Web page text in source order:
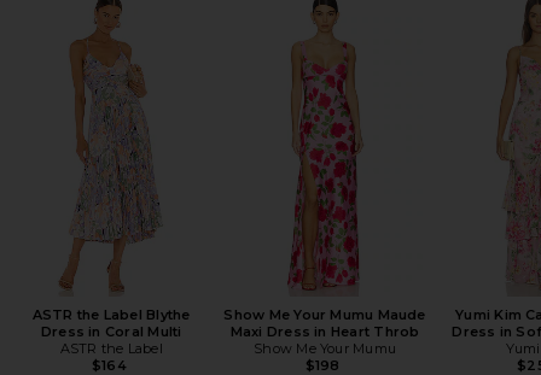
ASTR the Label Blythe
Dress in Coral Multi
ASTR the Label
$164
Show Me Your Mumu Maude
Maxi Dress in Heart Throb
Show Me Your Mumu
$198
Yumi Kim
Dress in